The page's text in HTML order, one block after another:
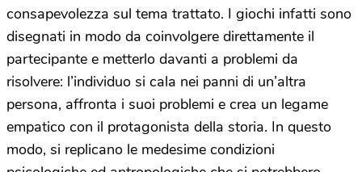
consapevolezza sul tema trattato. I giochi infatti sono
disegnati in modo da coinvolgere direttamente il
partecipante e metterlo davanti a problemi da
risolvere: l’individuo si cala nei panni di un’altra
persona, affronta i suoi problemi e crea un legame
empatico con il protagonista della storia. In questo
modo, si replicano le medesime condizioni